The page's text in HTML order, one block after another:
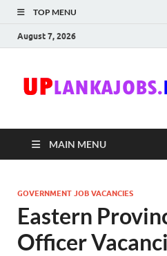
TOP MENU
August 7, 2026
MAIN MENU
GOVERNMENT JOB VACANCIES
Eastern
Officer